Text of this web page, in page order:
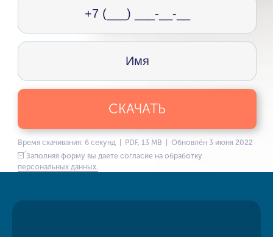
СКАЧАТЬ
Время скачивания: 6 секунд | PDF, 13 MB | Обновлён 3 июня 2022
Заполняя форму вы даете согласие на обработку
персональных данных.